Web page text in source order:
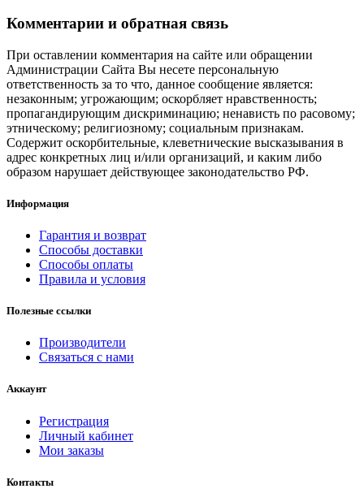
Комментарии и обратная связь
При оставлении комментария на сайте или обращении
Администрации Сайта Вы несете персональную
ответственность за то что, данное сообщение является:
незаконным; угрожающим; оскорбляет нравственность;
пропагандирующим дискриминацию; ненависть по расовому;
этническому; религиозному; социальным признакам.
Содержит оскорбительные, клеветнические высказывания в
адрес конкретных лиц и/или организаций, и каким либо
образом нарушает действующее законодательство РФ.
Информация
Гарантия и возврат
Способы доставки
Способы оплаты
Правила и условия
Полезные ссылки
Производители
Связаться с нами
Аккаунт
Регистрация
Личный кабинет
Мои заказы
Контакты